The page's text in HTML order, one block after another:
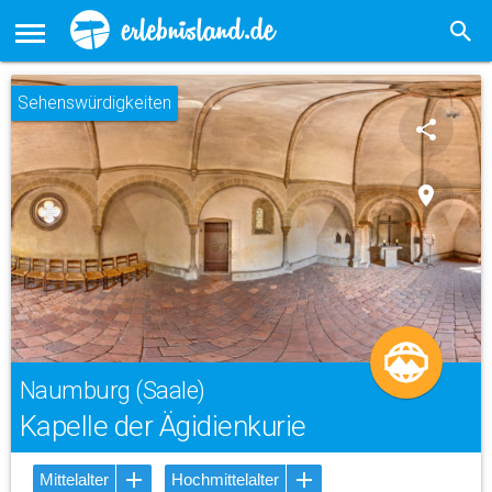
Sehenswürdigkeiten
Naumburg (Saale)
Kapelle der Ägidienkurie
share
place
Mittelalter
Hochmittelalter